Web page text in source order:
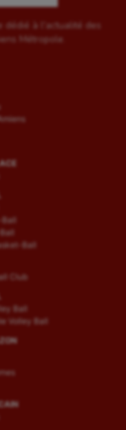
dédié à l'actualité des
Métropole.
Ball
Club
Ball
Volley Ball